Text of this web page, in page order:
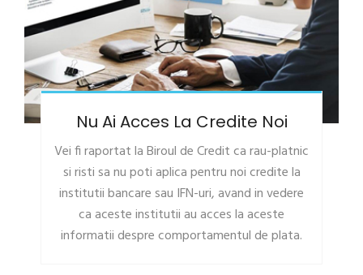
Nu Ai Acces La Credite Noi
Vei fi raportat la Biroul de Credit ca rau-platnic
si risti sa nu poti aplica pentru noi credite la
institutii bancare sau IFN-uri, avand in vedere
ca aceste institutii au acces la aceste
informatii despre comportamentul de plata.